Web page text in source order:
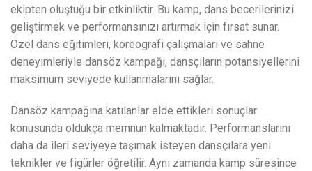
ekipten oluştuğu bir etkinliktir. Bu kamp, dans becerilerinizi
geliştirmek ve performansınızı artırmak için fırsat sunar.
Özel dans eğitimleri, koreografi çalışmaları ve sahne
deneyimleriyle dansöz kampağı, dansçıların potansiyellerini
maksimum seviyede kullanmalarını sağlar.
Dansöz kampağına katılanlar elde ettikleri sonuçlar
konusunda oldukça memnun kalmaktadır. Performanslarını
daha da ileri seviyeye taşımak isteyen dansçılara yeni
teknikler ve figürler öğretilir. Aynı zamanda kamp süresince